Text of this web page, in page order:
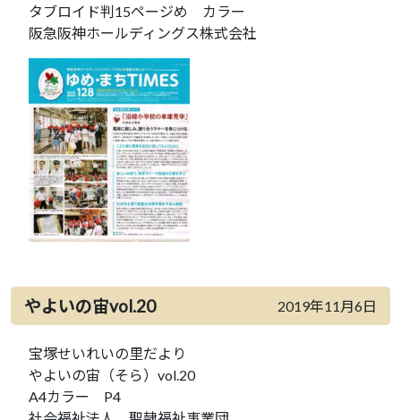
タブロイド判15ページめ カラー
阪急阪神ホールディングス株式会社
やよいの宙vol.20 2019年11月6日
宝塚せいれいの里だより
やよいの宙（そら）vol.20
A4カラー P4